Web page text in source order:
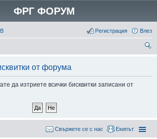
ФРГ ФОРУМ
Влез
Регистрация
от форума
да изтриете всички бисквитки записани от
Екипът
Свържете се с нас